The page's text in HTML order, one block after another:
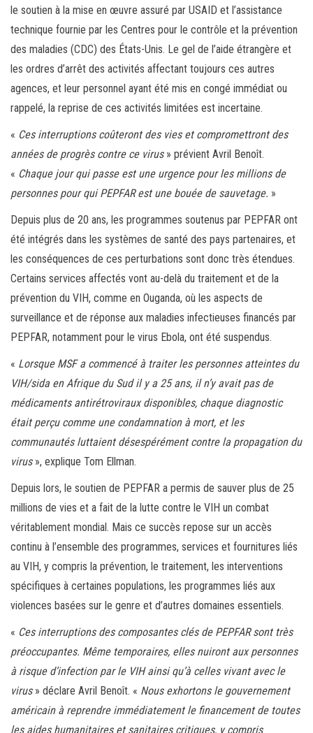
le soutien à la mise en œuvre assuré par USAID et l’assistance
technique fournie par les Centres pour le contrôle et la prévention
des maladies (CDC) des États-Unis. Le gel de l’aide étrangère et
les ordres d’arrêt des activités affectant toujours ces autres
agences, et leur personnel ayant été mis en congé immédiat ou
rappelé, la reprise de ces activités limitées est incertaine.
« Ces interruptions coûteront des vies et compromettront des
années de progrès contre ce virus» prévient Avril Benoît.
« Chaque jour qui passe est une urgence pour les millions de
personnes pour qui PEPFAR est une bouée de sauvetage. »
Depuis plus de 20 ans, les programmes soutenus par PEPFAR ont
été intégrés dans les systèmes de santé des pays partenaires, et
les conséquences de ces perturbations sont donc très étendues.
Certains services affectés vont au-delà du traitement et de la
prévention du VIH, comme en Ouganda, où les aspects de
surveillance et de réponse aux maladies infectieuses financés par
PEPFAR, notamment pour le virus Ebola, ont été suspendus.
« Lorsque MSF a commencé à traiter les personnes atteintes du
VIH/sida en Afrique du Sud il y a 25 ans, il n’y avait pas de
médicaments antirétroviraux disponibles, chaque diagnostic
était perçu comme une condamnation à mort, et les
communautés luttaient désespérément contre la propagation du
virus », explique Tom Ellman.
Depuis lors, le soutien de PEPFAR a permis de sauver plus de 25
millions de vies et a fait de la lutte contre le VIH un combat
véritablement mondial. Mais ce succès repose sur un accès
continu à l’ensemble des programmes, services et fournitures liés
au VIH, y compris la prévention, le traitement, les interventions
spécifiques à certaines populations, les programmes liés aux
violences basées sur le genre et d’autres domaines essentiels.
« Ces interruptions des composantes clés de PEPFAR sont très
préoccupantes. Même temporaires, elles nuiront aux personnes
à risque d’infection par le VIH ainsi qu’à celles vivant avec le
virus» déclare Avril Benoît. « Nous exhortons le gouvernement
américain à reprendre immédiatement le financement de toutes
les aides humanitaires et sanitaires critiques, y compris